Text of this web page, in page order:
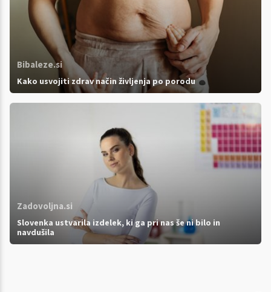
Bibaleze.si
Kako usvojiti zdrav način življenja po porodu
Zadovoljna.si
Slovenka ustvarila izdelek, ki ga pri nas še ni bilo in
navdušila